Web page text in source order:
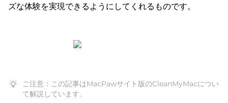
ズな体験を実現できるようにしてくれるものです。
ご注意：この記事はMacPawサイト版のCleanMyMacについ
て解説しています。